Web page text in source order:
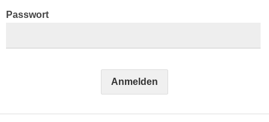
Passwort
Anmelden